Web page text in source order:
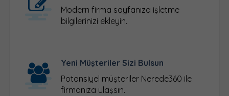
Modern firma sayfanıza işletme
bilgilerinizi ekleyin.
Yeni Müşteriler Sizi Bulsun
Potansiyel müşteriler Nerede360 ile
firmanıza ulaşsın.